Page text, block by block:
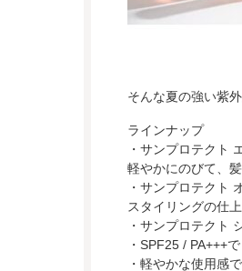
そんな夏の強い紫
ラインナップ
・サンプロテクト
軽やかにのびて、
・サンプロテクト
スタイリングの仕
・サンプロテクト
・SPF25 / PA+++
・軽やかな使用感